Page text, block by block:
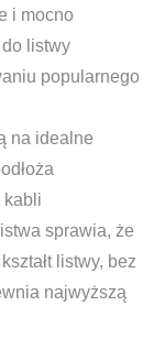
i mocno
listwy
popularnego
na idealne
kabli
sprawia, że
listwy, bez
najwyższą